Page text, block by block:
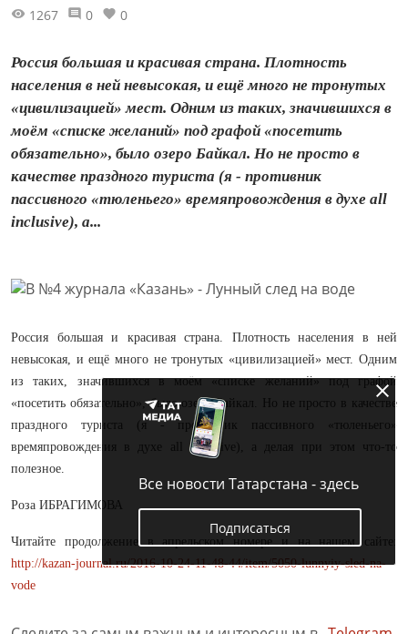
1267 0 0
Россия большая и красивая страна. Плотность
населения в ней невысокая, и ещё много не тронутых
«цивилизацией» мест. Одним из таких, значившихся в
моём «списке желаний» под графой «посетить
обязательно», было озеро Байкал. Но не просто в
качестве праздного туриста (я - противник
пассивного «тюленьего» времяпровождения в духе all
inclusive), а...
Россия большая и красивая страна. Плотность населения в ней
невысокая, и ещё много не тронутых «цивилизацией» мест. Одним
из таких, значившихся в моём «списке желаний» под графой
«посетить обязательно», было озеро Байкал. Но не просто в качестве
праздного туриста (я - противник пассивного «тюленьего»
времяпровождения в духе all inclusive), а делая при этом что-то
полезное.
Роза ИБРАГИМОВА
Читайте продолжение в апрельском номере и на нашем сайте:
http://kazan-journal.ru/2016-10-24-11-48-44/item/5050-lunnyiy-sled-na-
vode
Все новости Татарстана - здесь
Подписаться